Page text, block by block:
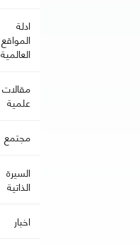
ادلة
المواقع
العالمية
مقالات
علمية
مجتمع
السيرة
الذاتية
اخبار